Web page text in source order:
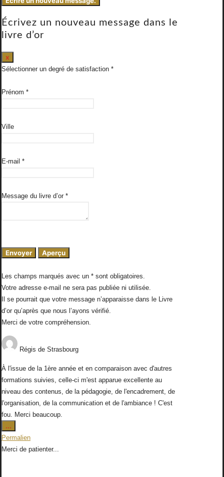
Écrivez un nouveau message dans le
livre d’or
x
ce
formulaire.
Sélectionner un degré de satisfaction
Prénom *
Ville
E-mail *
Message du livre d’or *
Les champs marqués avec un * sont obligatoires.
Votre adresse e-mail ne sera pas publiée ni utilisée.
Il se pourrait que votre message n’apparaisse dans le Livre
d’or qu’après que nous l’ayons vérifié.
Merci de votre compréhension.
Régis de Strasbourg
À l'issue de la 1ère année et en comparaison avec d'autres
formations suivies, celle-ci m'est apparue excellente au
niveau des contenus, de la pédagogie, de l'encadrement, de
l'organisation, de la communication et de l'ambiance ! C'est
fou. Merci beaucoup.
...
cette
boîte
méta.
Permalien
Merci de patienter...